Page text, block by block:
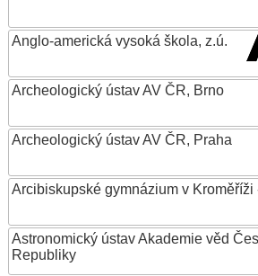
Anglo-americká vysoká škola, z.ú.
Archeologický ústav AV ČR, Brno
Archeologický ústav AV ČR, Praha
Arcibiskupské gymnázium v Kroměříži
Astronomický ústav Akademie věd
Republiky